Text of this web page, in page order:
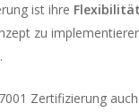
ist ihre Flexibilität
zu
Zertifizierung